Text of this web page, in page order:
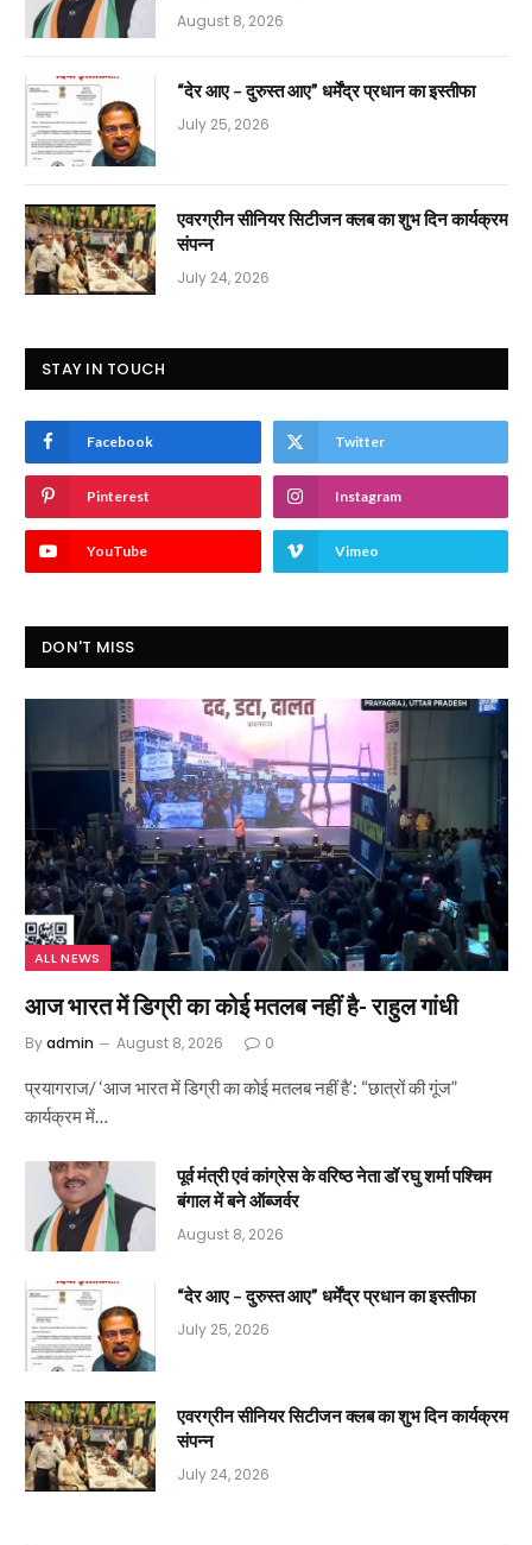
August 8, 2026
“देर आए – दुरुस्त आए” धर्मेंद्र प्रधान का इस्तीफा
July 25, 2026
एवरग्रीन सीनियर सिटीजन क्लब का शुभ दिन कार्यक्रम
संपन्न
July 24, 2026
STAY IN TOUCH
Facebook Twitter
Pinterest Instagram
YouTube Vimeo
DON'T MISS
ALL NEWS
आज भारत में डिग्री का कोई मतलब नहीं है- राहुल गांधी
Byadmin August 8, 2026 0
प्रयागराज/ ‘आज भारत में डिग्री का कोई मतलब नहीं है’: “छात्रों की गूंज”
कार्यक्रम में…
पूर्व मंत्री एवं कांग्रेस के वरिष्ठ नेता डॉ रघु शर्मा पश्चिम
बंगाल में बने ऑब्जर्वर
August 8, 2026
“देर आए – दुरुस्त आए” धर्मेंद्र प्रधान का इस्तीफा
July 25, 2026
एवरग्रीन सीनियर सिटीजन क्लब का शुभ दिन कार्यक्रम
संपन्न
July 24, 2026